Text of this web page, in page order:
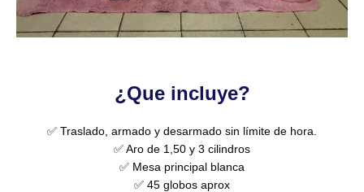
¿Que incluye?
✅ Traslado, armado y desarmado sin límite de hora.
✅ Aro de 1,50 y 3 cilindros
✅ Mesa principal blanca
✅ 45 globos aprox